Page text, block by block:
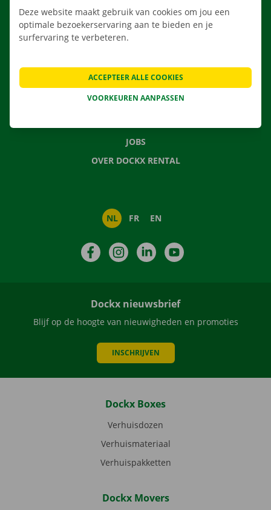
VERHUISOPLOSSINGEN
CONTACTEER ONS
VEELGESTELDE VRAGEN
NIEUWS
JOBS
OVER DOCKX RENTAL
NL FR EN
FacebookInstagramLinkedIn
Dockx nieuwsbrief
Blijf op de hoogte van nieuwigheden en promoties
INSCHRIJVEN
Dockx Boxes
Verhuisdozen
Verhuismateriaal
Verhuispakketten
Dockx Movers
Deze website maakt gebruik van cookies om jou een
optimale bezoekerservaring aan te bieden en je
surfervaring te verbeteren.
VOORKEUREN AANPASSEN
ACCEPTEER ALLE COOKIES